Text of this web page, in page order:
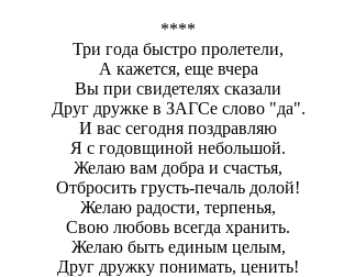
****
Три года быстро пролетели,
А кажется, еще вчера
Вы при свидетелях сказали
Друг дружке в ЗАГСе слово "да".
И вас сегодня поздравляю
Я с годовщиной небольшой.
Желаю вам добра и счастья,
Отбросить грусть-печаль долой!
Желаю радости, терпенья,
Свою любовь всегда хранить.
Желаю быть единым целым,
Друг дружку понимать, ценить!